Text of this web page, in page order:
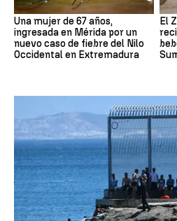
Una mujer de 67 años,
ingresada en Mérida por un
nuevo caso de fiebre del Nilo
Occidental en Extremadura
El